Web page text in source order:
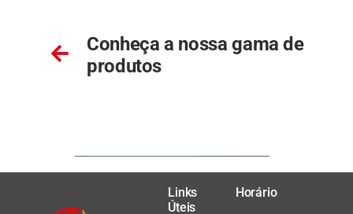
Conheça a nossa gama de
produtos
Links
Úteis
Horário